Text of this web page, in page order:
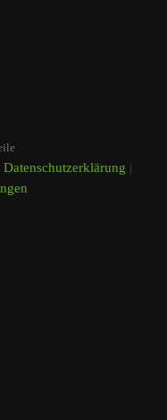
Datenschutzerklärung |